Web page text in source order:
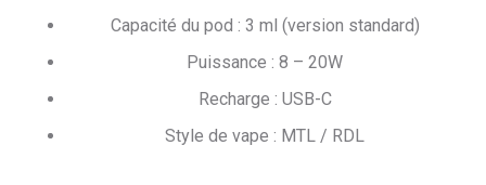
Capacité du pod : 3 ml (version standard)
Puissance : 8 – 20W
Recharge : USB-C
Style de vape : MTL / RDL